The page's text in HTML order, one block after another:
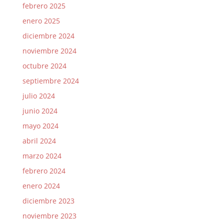
febrero 2025
enero 2025
diciembre 2024
noviembre 2024
octubre 2024
septiembre 2024
julio 2024
junio 2024
mayo 2024
abril 2024
marzo 2024
febrero 2024
enero 2024
diciembre 2023
noviembre 2023